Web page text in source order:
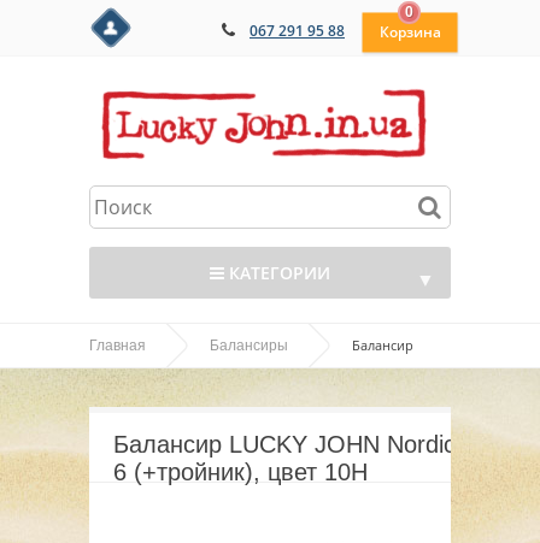
067 291 95 88
0
КАТЕГОРИИ ▼
▼
Главная Балансиры Балансир
LUCKY JOHN Nordic 6 (+тройник), цвет 10H
Балансир LUCKY JOHN Nordic
6 (+тройник), цвет 10H